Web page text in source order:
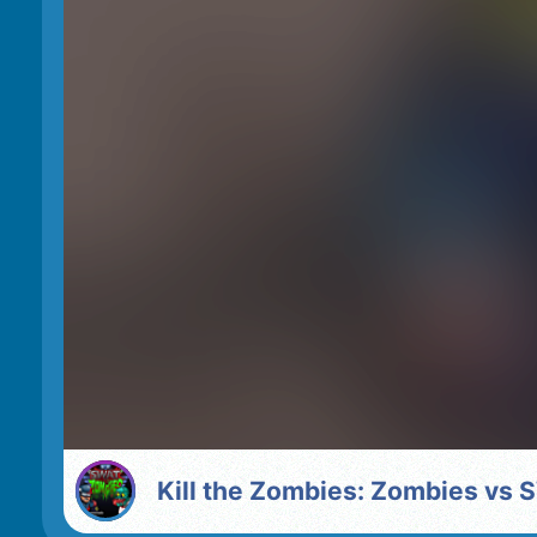
Kill the Zombies: Zombies vs